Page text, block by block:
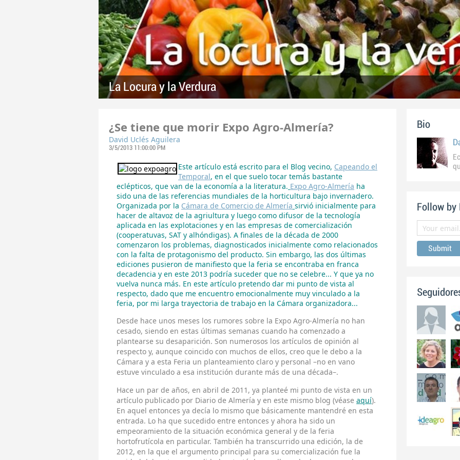
La Locura y la Verdura
¿Se tiene que morir Expo Agro-Almería?
David Uclés Aguilera
3/5/2013 11:00:00 PM
Este artículo está escrito para el Blog vecino, Capeando el
Temporal, en el que suelo tocar temás bastante
eclépticos, que van de la economía a la literatura. Expo Agro-Almería ha
sido una de las referencias mundiales de la horticultura bajo invernadero.
Organizada por la Cámara de Comercio de Almería sirvió inicialmente para
hacer de altavoz de la agriultura y luego como difusor de la tecnología
aplicada en las explotaciones y en las empresas de comercialización
(cooperatuvas, SAT y alhóndigas). A finales de la década de 2000
comenzaron los problemas, diagnosticados inicialmente como relacionados
con la falta de protagonismo del producto. Sin embargo, las dos últimas
ediciones pusieron de manifiesto que la feria se encontraba en franca
decadencia y en este 2013 podría suceder que no se celebre... Y que ya no
vuelva nunca más. En este artículo pretendo dar mi punto de vista al
respecto, dado que me encuentro emocionalmente muy vinculado a la
feria, por mi larga trayectoria de trabajo en la Cámara organizadora...
Desde hace unos meses los rumores sobre la Expo Agro-Almería no han
cesado, siendo en estas últimas semanas cuando ha comenzado a
plantearse su desaparición. Son numerosos los artículos de opinión al
respecto y, aunque coincido con muchos de ellos, creo que le debo a la
Cámara y a esta Feria un planteamiento claro y personal –no en vano
estuve vinculado a esa institución durante más de una década–.
Hace un par de años, en abril de 2011, ya planteé mi punto de vista en un
artículo publicado por Diario de Almería y en este mismo blog (véase aquí).
En aquel entonces ya decía lo mismo que básicamente mantendré en esta
entrada. Lo ha que sucedido entre entonces y ahora ha sido un
empeoramiento de la situación económica general y de la feria
hortofrutícola en particular. También ha transcurrido una edición, la de
2012, en la que el argumento principal para su comercialización fue la
Bio
Follow by